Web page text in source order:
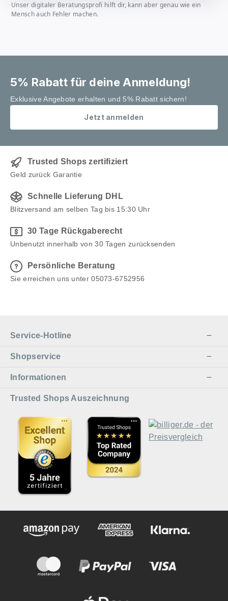
Unser digitaler Beratungsprofi hilft dir, kann aber genau wie ein
Mensch auch Fehler machen.
5% Rabatt für deine Anmeldung!
Exklusive Angebote erhalten und 5% Rabatt sichern!
Jetzt anmelden
Trusted Shops zertifiziert
Geld zurück Garantie
Schnelle Lieferung DHL
Blitzversand am selben Tag bis 15:30 Uhr
30 Tage Rückgaberecht
Unbenutzt innerhalb von 30 Tagen zurücksenden
Persönliche Beratung
Sie erreichen uns unter 05073-6752956
Service-Hotline
Shopservice
Informationen
Trusted Shops Auszeichnung